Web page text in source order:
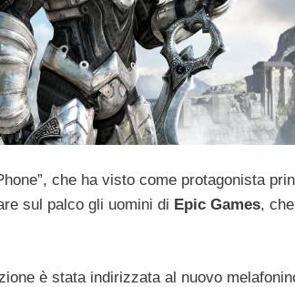
che ha visto come protagonista
sul palco gli uomini di Epic Games,
è stata indirizzata al nuovo